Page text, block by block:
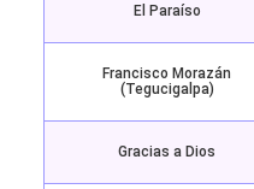
El Paraíso
Francisco Morazán
(Tegucigalpa)
Gracias a Dios